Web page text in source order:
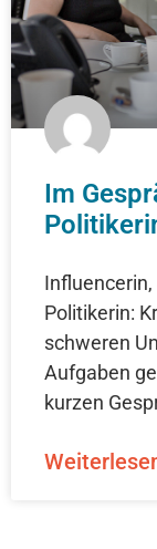
Im
Politikerin:
schweren
Aufgaben
kurzen